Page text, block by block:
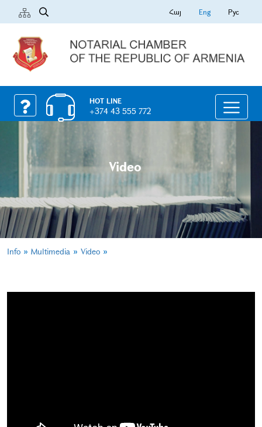
Հայ Eng Рус
HOT LINE
+374 43 555 772
Video
Info » Multimedia » Video »